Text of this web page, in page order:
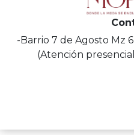
-Barrio 7 de Agosto Mz
(Atención